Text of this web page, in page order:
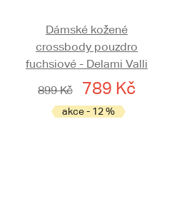
Dámské kožené
crossbody pouzdro
fuchsiové - Delami Valli
899 Kč
789 Kč
akce - 12 %